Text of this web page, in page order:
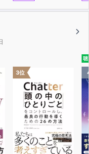
しくお願いします！
3位
聴